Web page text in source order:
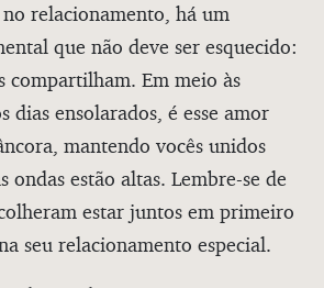
relacionamento, há um
que não deve ser esquecido:
compartilham. Em meio às
dias ensolarados, é esse amor
mantendo vocês unidos
ondas estão altas. Lembre-se de
estar juntos em primeiro
seu relacionamento especial.